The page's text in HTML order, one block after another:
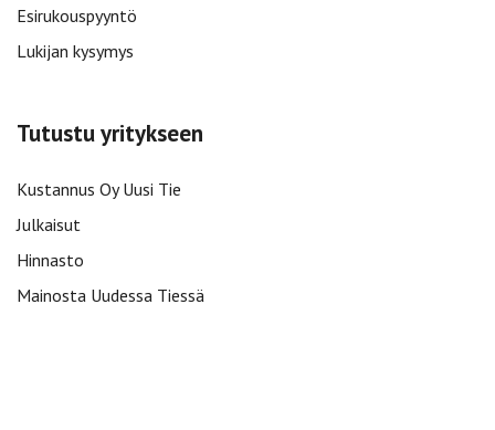
Esirukouspyyntö
Lukijan kysymys
Tutustu yritykseen
Kustannus Oy Uusi Tie
Julkaisut
Hinnasto
Mainosta Uudessa Tiessä